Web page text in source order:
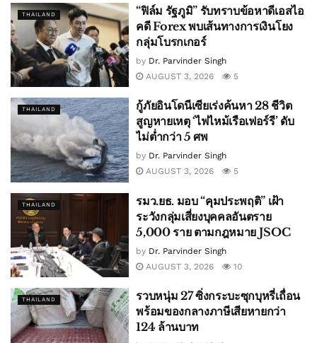
THAILAND
“ฟิล์ม รัฐภูมิ” รับทราบข้อหาดีเอสไอ
คดี Forex พบเส้นทางการเงินโยง
กลุ่มโบรกเกอร์
by Dr. Parvinder Singh
AUGUST 3, 2026
5
THAILAND
กู้ภัยอินโดนีเซียเร่งค้นหา 28 ชีวิต
สูญหายเหตุ ‘ไฟไหม้เรือเฟอร์รี’ ดับ
ไม่ต่ำกว่า 5 ศพ
by Dr. Parvinder Singh
AUGUST 3, 2026
5
THAILAND
รมว.ยธ. มอบ “คุมประพฤติ” เฝ้า
ระวังกลุ่มเสี่ยงบุคคลอันตราย
5,000 ราย ตามกฎหมาย JSOC
by Dr. Parvinder Singh
AUGUST 3, 2026
10
THAILAND
รวบหนุ่ม 27 ซิ่งกระบะซุกบุหรี่เถื่อน
พร้อมของกลางภาษีเสียหายกว่า
124 ล้านบาท